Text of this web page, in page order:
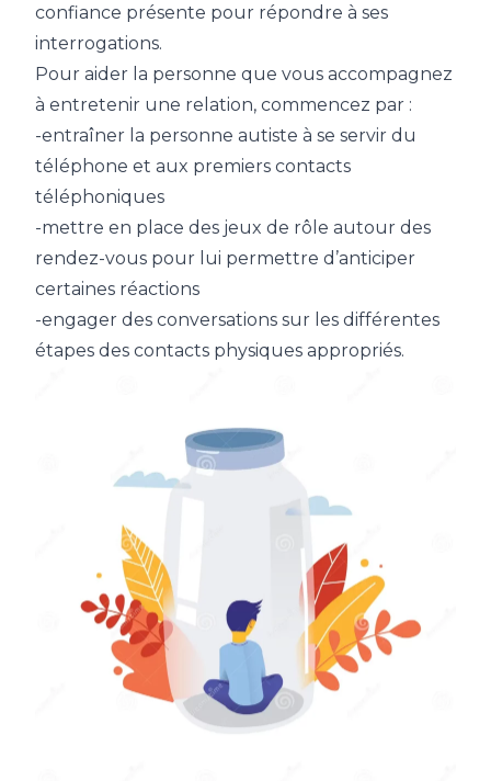
confiance présente pour répondre à ses
interrogations.
Pour aider la personne que vous accompagnez
à entretenir une relation, commencez par :
-entraîner la personne autiste à se servir du
téléphone et aux premiers contacts
téléphoniques
-mettre en place des jeux de rôle autour des
rendez-vous pour lui permettre d’anticiper
certaines réactions
-engager des conversations sur les différentes
étapes des contacts physiques appropriés.